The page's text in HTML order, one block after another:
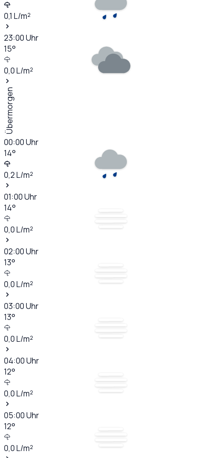
0,1 L/m²
23:00Uhr
15°
0,0L/m²
Übermorgen
00:00Uhr
14°
0,2L/m²
01:00Uhr
14°
0,0L/m²
02:00Uhr
13°
0,0L/m²
03:00Uhr
13°
0,0L/m²
04:00Uhr
12°
0,0L/m²
05:00Uhr
12°
0,0L/m²